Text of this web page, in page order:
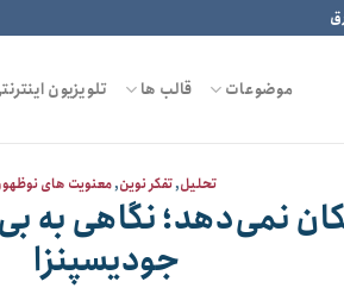
موضوعات قالب ها تلویزیون
تحلیل,تفکر نوین,معنویت های
نمی‌دهد؛ نگاهی به
جودیسپنزا